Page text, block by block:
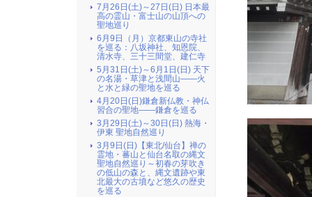
7月26日(土)～27日(日) 日本最
高の霊山・富士山の山頂への
聖地巡り
6月9日（月）京都東山の寺社
を巡る：八坂神社、知恩院、
清水寺、三十三間堂、建仁寺
5月31日(土)～6月1日(日) 天下
の名湯・草津と浅間山――火
と水と緑の聖地を巡る
4月20日(日)鎌倉新仏教・神仏
習合の聖地――鎌倉を巡る
3月29日(土)～30日(日) 熱海・
伊東 聖地自然巡り
3月9日(日)【東北/仙台】禅の
霊地・蕃山と仙台名取の縄文
聖地自然巡り～初春の芽吹き
の低山の森と、縄文遺跡や東
北最大の古墳など悠久の歴史
を巡る